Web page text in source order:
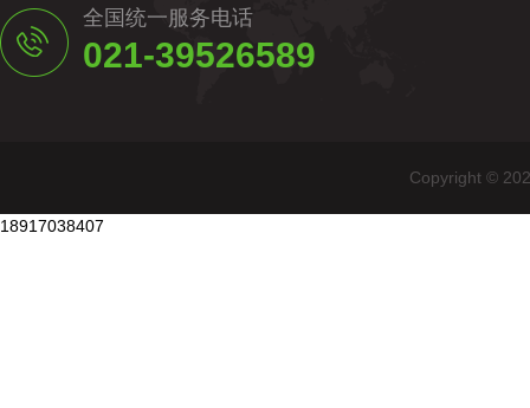
全国统一服务电话
021-39526589
Copyright ©
18917038407